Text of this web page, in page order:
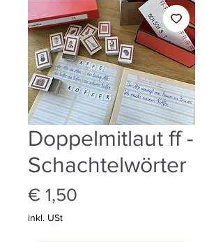
Doppelmitlaut ff -
Schachtelwörter
€ 1,50
inkl. USt